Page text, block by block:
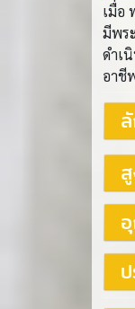
เมื่อ
มีพร
ดำเ
อาชี